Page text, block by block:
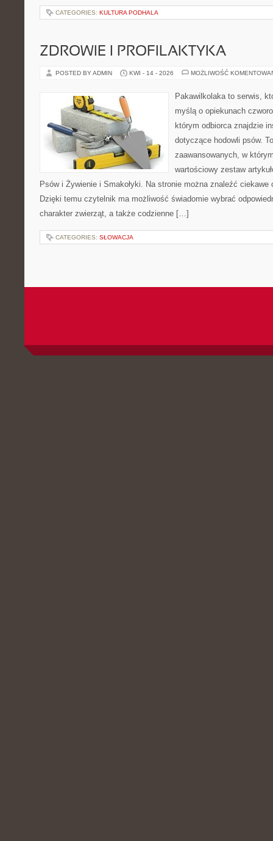
CATEGORIES: KULTURA PODHALA
ZDROWIE I PROFILAKTYKA
POSTED BY ADMIN KWI - 14 - 2026 MOŻLIWOŚĆ
Pakawilkolaka to serwis,
myślą o opiekunach
którym odbiorca znajdzie
dotyczące hodowli psów.
zaawansowanych, w
wartościowy zestaw
Psów i Żywienie i Smakołyki. Na stronie można znaleźć ciekawe
Dzięki temu czytelnik ma możliwość świadomie wybrać
charakter zwierząt, a także codzienne […]
CATEGORIES: SŁOWACJA